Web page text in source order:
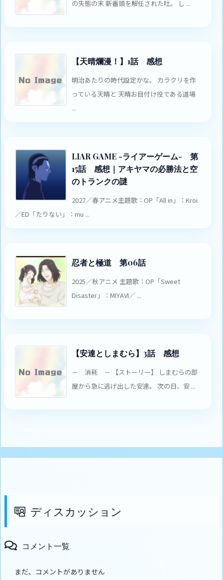
の失態の末 新番頭を解任された吐。 し ...
【天晴爛漫！】1話 感想
明治あたりの時代設定かな。 カラクリを作
っている天晴と 天晴お目付け役である道場
...
LIAR GAME -ライアーゲーム- 第
15話 感想｜アキヤマの必勝法と空
のトランクの謎
2027／春アニメ主題歌：OP「All in」：Kroi
／ED「たりない」：mu ...
忍者と極道 第06話
2025／秋アニメ 主題歌：OP「Sweet
Disaster」：MIYAVI／ ...
【安達としまむら】3話 感想
－ 消耗 － 【ストーリー】 しまむらの部
屋から急に逃げ出した安達。 次の日、安 ...
ディスカッション
コメント一覧
まだ、コメントがありません